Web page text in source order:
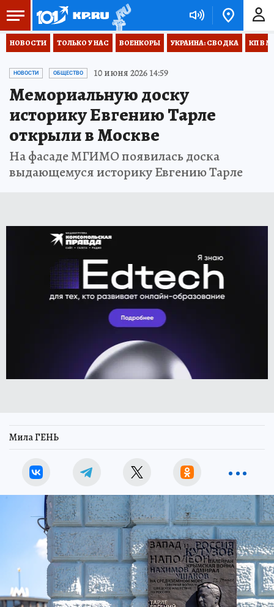
НОВОСТИ ТОЛЬКО У НАС ВОЕНКОРЫ УКРАИНА: СВОДКА КП В
НОВОСТИ ОБЩЕСТВО 10 июня 2026 14:59
Мемориальную доску
историку Евгению Тарле
открыли в Москве
На фасаде МГИМО появилась доска
выдающемуся историку Евгению Тарле
Мила ГЕНЬ